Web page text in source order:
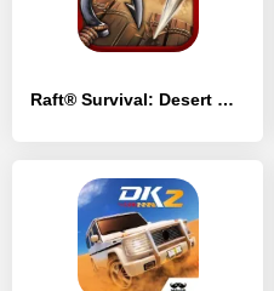
Raft® Survival: Desert Nomad